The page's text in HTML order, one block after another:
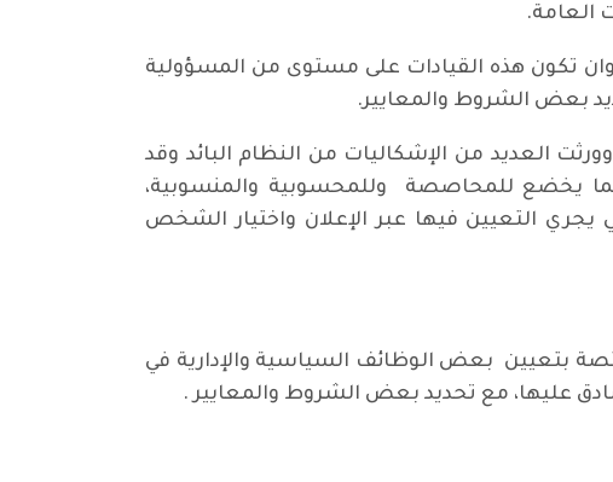
العامة.
وان تكون هذه القيادات على مستوى من المسؤولية
بعض الشروط والمعايير.
العديد من الإشكاليات من النظام البائد وقد
كما يخضع للمحاصصة وللمحسوبية والمنسوبية،
يجري التعيين فيها عبر الإعلان واختيار الشخص
بتعيين بعض الوظائف السياسية والإدارية في
عليها، مع تحديد بعض الشروط والمعايير .